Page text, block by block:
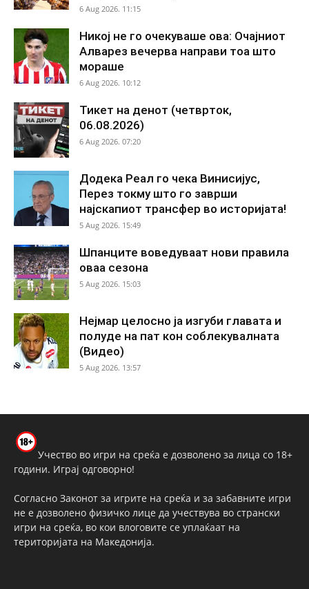
6 Aug 2026. 11:15
Никој не го очекуваше ова: Очајниот
Алварез вечерва направи тоа што
мораше
6 Aug 2026. 10:12
Тикет на денот (четврток,
06.08.2026)
6 Aug 2026. 07:20
Додека Реал го чека Винисијус,
Перез токму што го заврши
најскапиот трансфер во историјата!
5 Aug 2026. 15:49
Шпанците воведуваат нови правила
оваа сезона
5 Aug 2026. 15:03
Нејмар целосно ја изгуби главата и
полуде на пат кон соблекувалната
(Видео)
5 Aug 2026. 13:57
Учество во игри на среќа е дозволено за лица со 18+
години. Играј одговорно!
Согласно Законот за игрите на среќа и за забавните игри
не е дозволено физичко лице да учествува во странски
игри на среќа, во кои влоговите се уплаќаат на
територијата на Македонија.